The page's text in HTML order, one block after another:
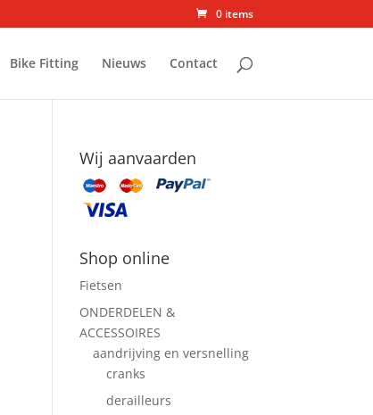
0 items
Bike Fitting Nieuws Contact
Wij aanvaarden
Shop online
Fietsen
ONDERDELEN &
ACCESSOIRES
aandrijving en versnelling
cranks
derailleurs